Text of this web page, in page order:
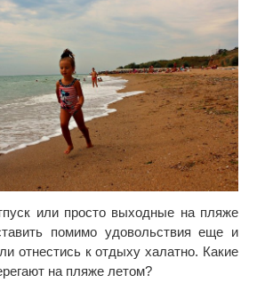
или просто выходные на пляже
помимо удовольствия еще и
отнестись к отдыху халатно. Какие
на пляже летом?